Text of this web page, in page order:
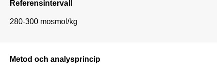
Referensintervall
280-300 mosmol/kg
Metod och analysprincip